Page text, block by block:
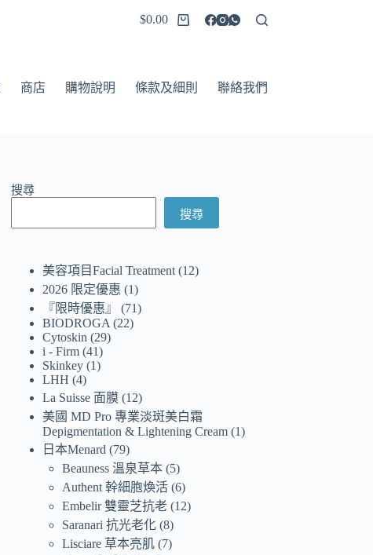
$0.00
商店 購物說明 條款及細則 聯絡我們
搜尋
搜尋
美容項目Facial Treatment 12
2026 限定優惠
1
『限時優惠』
71
BIODROGA
22
Cytoskin
29
i - Firm 41
Skinkey 1
LHH 4
La Suisse 面膜 12
美國 MD Pro 專業淡斑美白霜
Depigmentation & Lightening Cream 1
日本Menard
79
Beauness 溫泉草本 5
Authent 幹細胞煥活 6
Embelir 雙靈芝抗老 12
Saranari 抗光老化 8
Lisciare 草本亮肌 7